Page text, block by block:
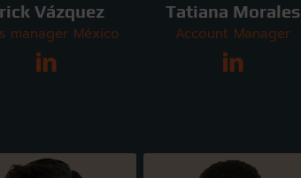
Vázquez
manager México
Tatiana Morales
Account Manager